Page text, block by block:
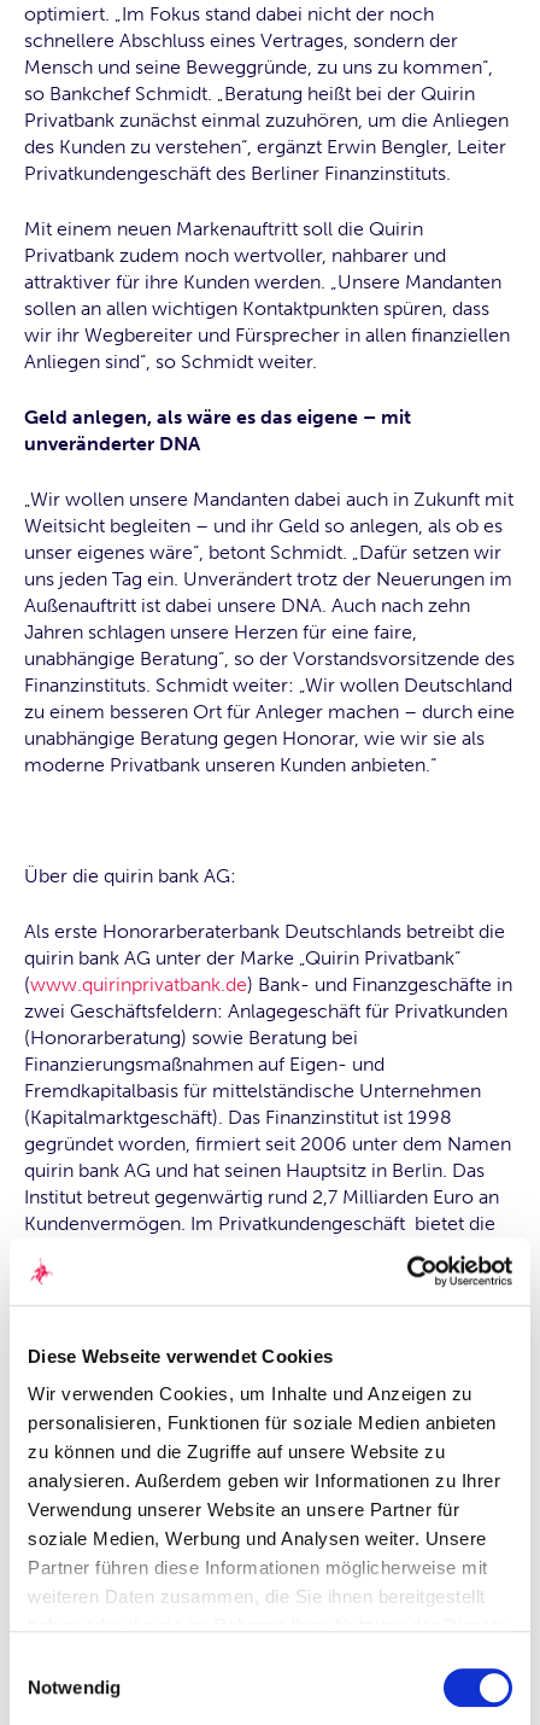
Diese Webseite verwendet Cookies
Wir verwenden Cookies, um Inhalte und Anzeigen zu
personalisieren, Funktionen für soziale Medien anbieten
zu können und die Zugriffe auf unsere Website zu
analysieren. Außerdem geben wir Informationen zu Ihrer
Verwendung unserer Website an unsere Partner für
soziale Medien, Werbung und Analysen weiter. Unsere
Partner führen diese Informationen möglicherweise mit
weiteren Daten zusammen, die Sie ihnen bereitgestellt
willigen Sie gem. Art. 49 Abs. 1 DSGVO ein, dass auch
Notwendig
optimiert. „Im Fokus stand dabei nicht der noch
schnellere Abschluss eines Vertrages, sondern der
Mensch und seine Beweggründe, zu uns zu kommen“,
so Bankchef Schmidt. „Beratung heißt bei der Quirin
Privatbank zunächst einmal zuzuhören, um die Anliegen
des Kunden zu verstehen“, ergänzt Erwin Bengler, Leiter
Privatkundengeschäft des Berliner Finanzinstituts.
Mit einem neuen Markenauftritt soll die Quirin
Privatbank zudem noch wertvoller, nahbarer und
attraktiver für ihre Kunden werden. „Unsere Mandanten
sollen an allen wichtigen Kontaktpunkten spüren, dass
wir ihr Wegbereiter und Fürsprecher in allen finanziellen
Anliegen sind“, so Schmidt weiter.
Geld anlegen, als wäre es das eigene – mit
unveränderter DNA
„Wir wollen unsere Mandanten dabei auch in Zukunft mit
Weitsicht begleiten – und ihr Geld so anlegen, als ob es
unser eigenes wäre“, betont Schmidt. „Dafür setzen wir
uns jeden Tag ein. Unverändert trotz der Neuerungen im
Außenauftritt ist dabei unsere DNA. Auch nach zehn
Jahren schlagen unsere Herzen für eine faire,
unabhängige Beratung“, so der Vorstandsvorsitzende des
Finanzinstituts. Schmidt weiter: „Wir wollen Deutschland
zu einem besseren Ort für Anleger machen – durch eine
unabhängige Beratung gegen Honorar, wie wir sie als
moderne Privatbank unseren Kunden anbieten.“
Über die quirin bank AG:
Als erste Honorarberaterbank Deutschlands betreibt die
quirin bank AG unter der Marke „Quirin Privatbank“
(www.quirinprivatbank.de) Bank- und Finanzgeschäfte in
zwei Geschäftsfeldern: Anlagegeschäft für Privatkunden
(Honorarberatung) sowie Beratung bei
Finanzierungsmaßnahmen auf Eigen- und
Fremdkapitalbasis für mittelständische Unternehmen
(Kapitalmarktgeschäft). Das Finanzinstitut ist 1998
gegründet worden, firmiert seit 2006 unter dem Namen
quirin bank AG und hat seinen Hauptsitz in Berlin. Das
Institut betreut gegenwärtig rund 2,7 Milliarden Euro an
Kundenvermögen. Im Privatkundengeschäft bietet die
Betreuungskonzept, das auf kompletter
Kostentransparenz und Rückvergütung aller offenen und
Ansprechpartnerin für die Medien:
Kathrin Kleinjung
Leiterin Unternehmenskommunikation quirin bank AG
Kurfürstendamm 119